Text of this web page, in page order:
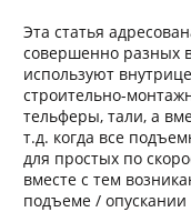
Эта статья
совершенно разных
используют
строительно-
тельферы, тали, а
т.д. когда все
для простых по
вместе с тем
подъеме / опускании